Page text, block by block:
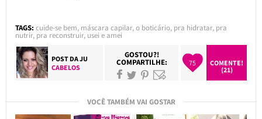
TAGS: cuide-se bem, máscara capilar,o boticário, pra hidratar, pra
nutrir, pra reconstruir, usei e amei
POST DAJU
CABELOS
GOSTOU?!
COMPARTILHE: 75
COMENTE!
(21)
VOCÊ TAMBÉM VAI GOSTAR